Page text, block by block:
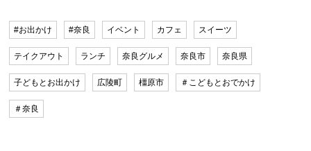
#お出かけ #奈良 イベント カフェ スイーツ
テイクアウト ランチ 奈良グルメ 奈良市 奈良県
子どもとお出かけ 広陵町 橿原市 ＃こどもとおでかけ
＃奈良